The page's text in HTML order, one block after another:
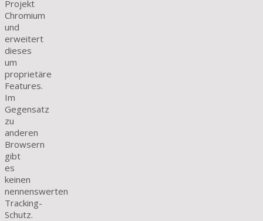
Projekt
Chromium
und
erweitert
dieses
um
proprietäre
Features.
Im
Gegensatz
zu
anderen
Browsern
gibt
es
keinen
nennenswerten
Tracking-
Schutz.